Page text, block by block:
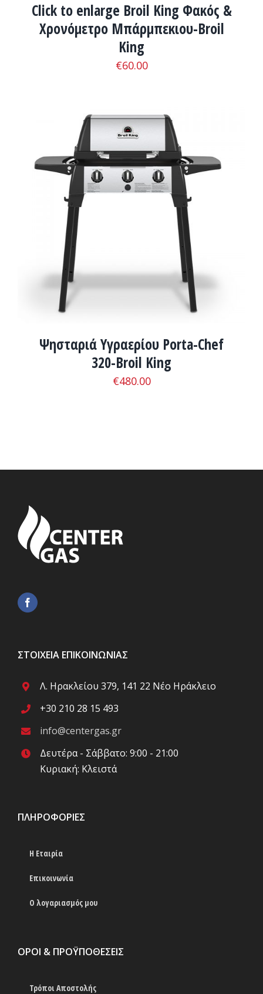
Click to enlarge Broil King Φακός &
Χρονόμετρο Μπάρμπεκιου-Broil
King
€60.00
ADD TO CART ΛΕΠΤΟΜΈΡΕΙΕΣ
Ψησταριά Υγραερίου Porta-Chef
320-Broil King
€480.00
ΣΤΟΙΧΕΊΑ ΕΠΙΚΟΙΝΩΝΊΑΣ
Λ. Ηρακλείου 379, 141 22 Νέο Ηράκλειο
+30 210 28 15 493
info@centergas.gr
Δευτέρα - Σάββατο: 9:00 - 21:00
Κυριακή: Κλειστά
ΠΛΗΡΟΦΟΡΊΕΣ
Η Εταιρία
Επικοινωνία
Ο λογαριασμός μου
ΟΡΟΙ & ΠΡΟΫΠΟΘΕΣΕΙΣ
Τρόποι Αποστολής